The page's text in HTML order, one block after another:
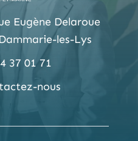
Eugène Delaroue
les-Lys
37 01 71
nous